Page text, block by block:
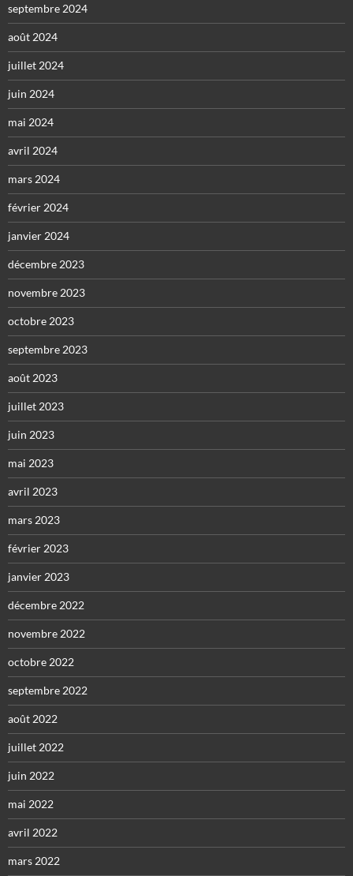
septembre 2024
août 2024
juillet 2024
juin 2024
mai 2024
avril 2024
mars 2024
février 2024
janvier 2024
décembre 2023
novembre 2023
octobre 2023
septembre 2023
août 2023
juillet 2023
juin 2023
mai 2023
avril 2023
mars 2023
février 2023
janvier 2023
décembre 2022
novembre 2022
octobre 2022
septembre 2022
août 2022
juillet 2022
juin 2022
mai 2022
avril 2022
mars 2022